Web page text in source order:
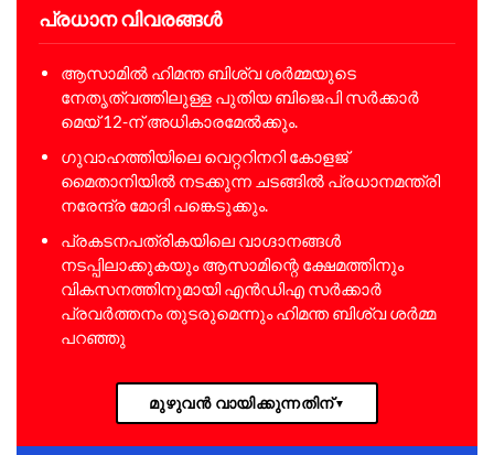
പ്രധാന വിവരങ്ങൾ
ആസാമിൽ ഹിമന്ത ബിശ്വ ശർമ്മയുടെ
നേതൃത്വത്തിലുള്ള പുതിയ ബിജെപി സർക്കാർ
മെയ് 12-ന് അധികാരമേൽക്കും.
ഗുവാഹത്തിയിലെ വെറ്ററിനറി കോളജ്
മൈതാനിയിൽ നടക്കുന്ന ചടങ്ങിൽ പ്രധാനമന്ത്രി
നരേന്ദ്ര മോദി പങ്കെടുക്കും.
പ്രകടനപത്രികയിലെ വാഗ്ദാനങ്ങൾ
നടപ്പിലാക്കുകയും ആസാമിന്റെ ക്ഷേമത്തിനും
വികസനത്തിനുമായി എൻഡിഎ സർക്കാർ
പ്രവർത്തനം തുടരുമെന്നും ഹിമന്ത ബിശ്വ ശർമ്മ
പറഞ്ഞു
മുഴുവൻ വായിക്കുന്നതിന്▼